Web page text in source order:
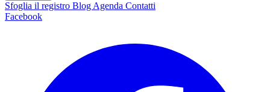
Sfoglia il registro Blog Agenda Contatti
Facebook